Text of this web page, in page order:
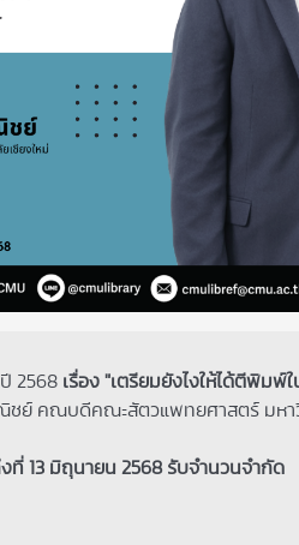
2568 เรื่อง "เตรียมยังไงให้ได้ตีพิมพ์
ย์ คณบดีคณะสัตวแพทยศาสตร์ มหา
ที่ 13 มิถุนายน 2568 รับจำนวนจำกัด